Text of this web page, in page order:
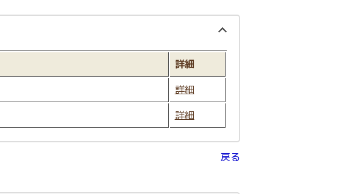
詳細
詳細
詳細
戻る